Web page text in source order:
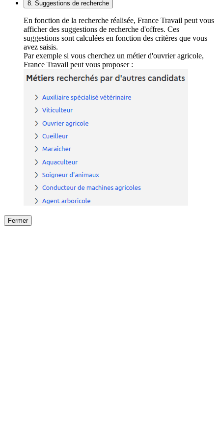
8. Suggestions de recherche
En fonction de la recherche réalisée, France Travail peut vous
afficher des suggestions de recherche d'offres. Ces
suggestions sont calculées en fonction des critères que vous
avez saisis.
Par exemple si vous cherchez un métier d'ouvrier agricole,
France Travail peut vous proposer :
Fermer